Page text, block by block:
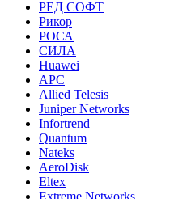
РЕД СОФТ
Рикор
РОСА
СИЛА
Huawei
APC
Allied Telesis
Juniper Networks
Infortrend
Quantum
Nateks
AeroDisk
Eltex
Extreme Networks